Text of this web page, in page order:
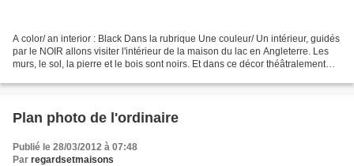
A color/ an interior : Black Dans la rubrique Une couleur/ Un intérieur, guidés
par le NOIR allons visiter l'intérieur de la maison du lac en Angleterre. Les
murs, le sol, la pierre et le bois sont noirs. Et dans ce décor théâtralement
Plan photo de l'ordinaire
Publié le 28/03/2012 à 07:48
Par regardsetmaisons